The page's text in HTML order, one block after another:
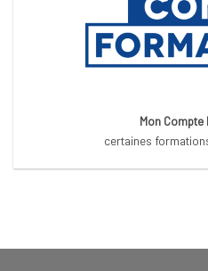
Mon
certaines